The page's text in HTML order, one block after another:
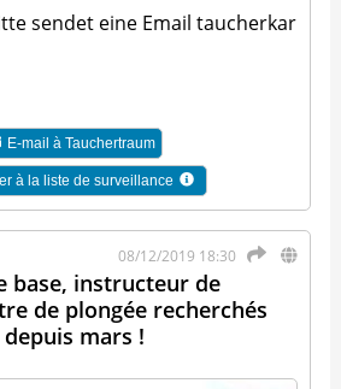
sendet eine Emailtaucherkar
E-mail àTauchertraum
à la liste de surveillance
08/12/2019 18:30
base, instructeur de
de plongée recherchés
mars !